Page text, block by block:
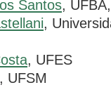
Santos,
,
, UFES
, UFSM